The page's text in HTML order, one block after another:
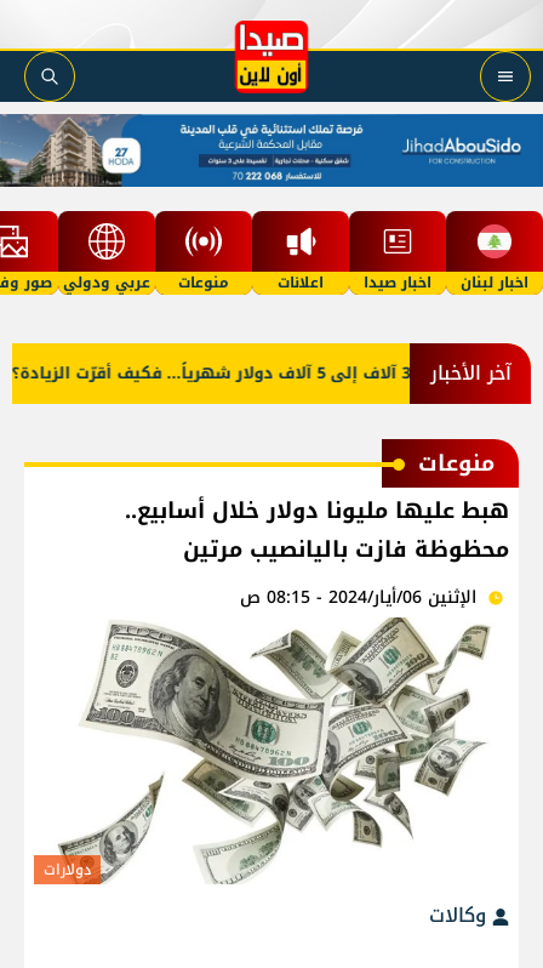
اخبار لبنان اخبار صيدا اعلانات منوعات عربي ودولي صور
آخر الأخبار
من 3 آلاف إلى 5 آلاف دولار شهرياً... فكيف أقرّت الزيادة؟
منوعات
هبط عليها مليونا دولار خلال أسابيع..
محظوظة فازت باليانصيب مرتين
الإثنين 06/أيار/2024 - 08:15 ص
دولارات
وكالات